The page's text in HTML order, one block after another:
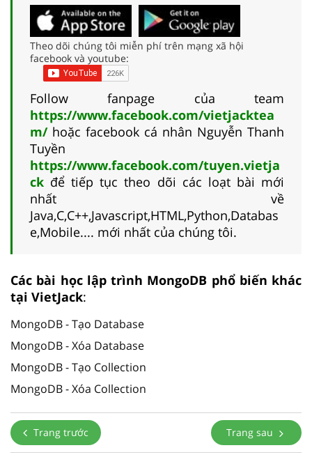
Theo dõi chúng tôi miễn phí trên mạng xã hội
facebook và youtube:
Follow fanpage của team
https://www.facebook.com/vietjacktea
m/ hoặc facebook cá nhân Nguyễn Thanh
Tuyền
https://www.facebook.com/tuyen.vietja
ck để tiếp tục theo dõi các loạt bài mới
nhất về
Java,C,C++,Javascript,HTML,Python,Databas
e,Mobile.... mới nhất của chúng tôi.
Các bài học lập trình MongoDB phổ biến khác
tại VietJack:
MongoDB - Tạo Database
MongoDB - Xóa Database
MongoDB - Tạo Collection
MongoDB - Xóa Collection
Trang trước Trang sau